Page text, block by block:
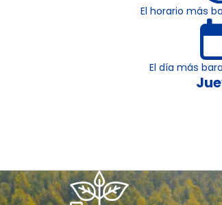
El horario más
El día más